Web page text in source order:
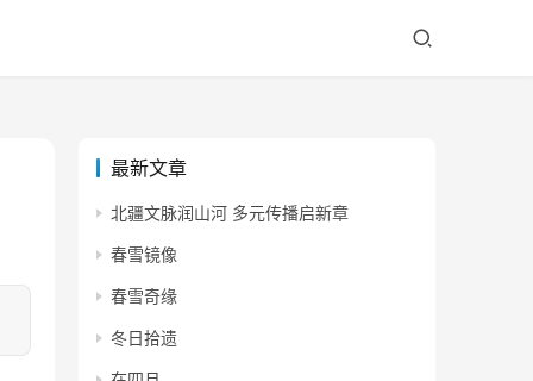
最新文章
北疆文脉润山河 多元传播启新章
春雪镜像
春雪奇缘
冬日拾遗